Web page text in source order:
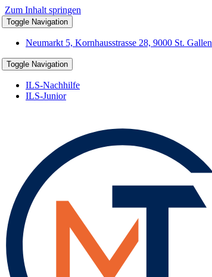
Zum Inhalt springen
Toggle Navigation
Neumarkt 5, Kornhausstrasse 28, 9000 St. Gallen
Toggle Navigation
ILS-Nachhilfe
ILS-Junior